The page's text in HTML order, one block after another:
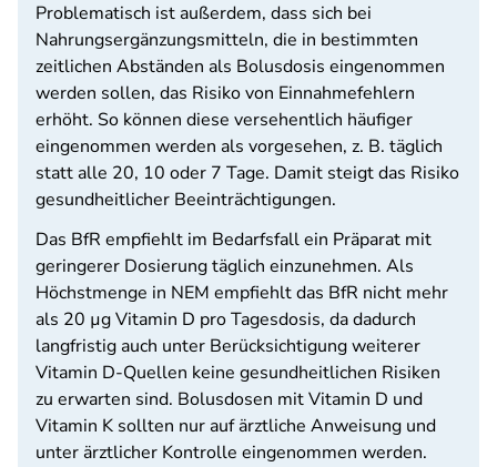
Problematisch ist außerdem, dass sich bei
Nahrungsergänzungsmitteln, die in bestimmten
zeitlichen Abständen als Bolusdosis eingenommen
werden sollen, das Risiko von Einnahmefehlern
erhöht. So können diese versehentlich häufiger
eingenommen werden als vorgesehen, z. B. täglich
statt alle 20, 10 oder 7 Tage. Damit steigt das Risiko
gesundheitlicher Beeinträchtigungen.
Das BfR empfiehlt im Bedarfsfall ein Präparat mit
geringerer Dosierung täglich einzunehmen. Als
Höchstmenge in NEM empfiehlt das BfR nicht mehr
als 20 µg Vitamin D pro Tagesdosis, da dadurch
langfristig auch unter Berücksichtigung weiterer
Vitamin D-Quellen keine gesundheitlichen Risiken
zu erwarten sind. Bolusdosen mit Vitamin D und
Vitamin K sollten nur auf ärztliche Anweisung und
unter ärztlicher Kontrolle eingenommen werden.